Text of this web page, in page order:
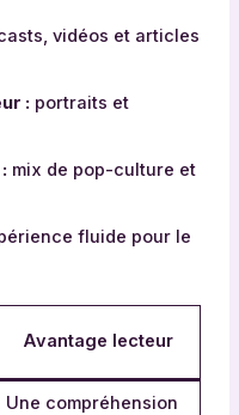
vidéos et articles
: portraits et
mix de pop-culture et
fluide pour le
Avantage lecteur
Une compréhension